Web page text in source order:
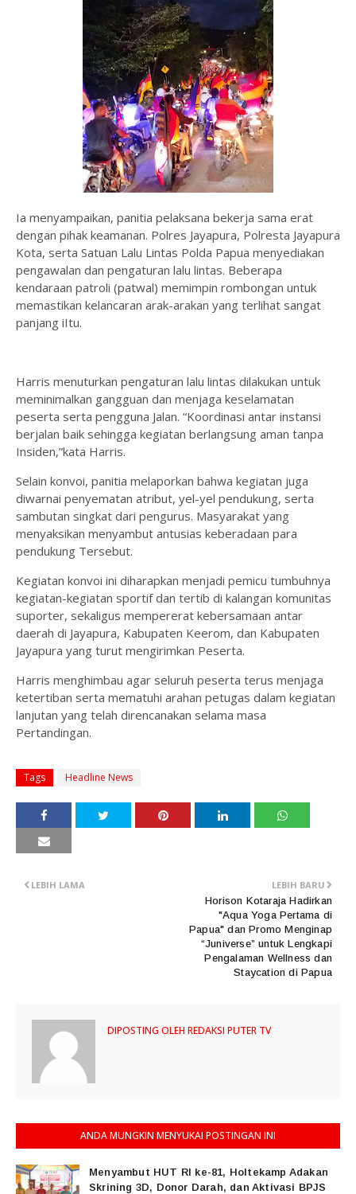
Ia menyampaikan, panitia pelaksana bekerja sama erat
dengan pihak keamanan. Polres Jayapura, Polresta Jayapura
Kota, serta Satuan Lalu Lintas Polda Papua menyediakan
pengawalan dan pengaturan lalu lintas. Beberapa
kendaraan patroli (patwal) memimpin rombongan untuk
memastikan kelancaran arak-arakan yang terlihat sangat
panjang iItu.
Harris menuturkan pengaturan lalu lintas dilakukan untuk
meminimalkan gangguan dan menjaga keselamatan
peserta serta pengguna Jalan. “Koordinasi antar instansi
berjalan baik sehingga kegiatan berlangsung aman tanpa
Insiden,”kata Harris.
Selain konvoi, panitia melaporkan bahwa kegiatan juga
diwarnai penyematan atribut, yel-yel pendukung, serta
sambutan singkat dari pengurus. Masyarakat yang
menyaksikan menyambut antusias keberadaan para
pendukung Tersebut.
Kegiatan konvoi ini diharapkan menjadi pemicu tumbuhnya
kegiatan-kegiatan sportif dan tertib di kalangan komunitas
suporter, sekaligus mempererat kebersamaan antar
daerah di Jayapura, Kabupaten Keerom, dan Kabupaten
Jayapura yang turut mengirimkan Peserta.
Harris menghimbau agar seluruh peserta terus menjaga
ketertiban serta mematuhi arahan petugas dalam kegiatan
lanjutan yang telah direncanakan selama masa
Pertandingan.
Tags Headline News
LEBIH BARU
Horison Kotaraja Hadirkan
"Aqua Yoga Pertama di
Papua" dan Promo Menginap
“Juniverse” untuk Lengkapi
Pengalaman Wellness dan
Staycation di Papua
LEBIH LAMA
DIPOSTING OLEH REDAKSI PUTER TV
ANDA MUNGKIN MENYUKAI POSTINGAN INI
Menyambut HUT RI ke-81, Holtekamp Adakan
Skrining 3D, Donor Darah, dan Aktivasi BPJS